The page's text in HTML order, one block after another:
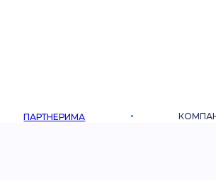
ПАРТНЕРИМА